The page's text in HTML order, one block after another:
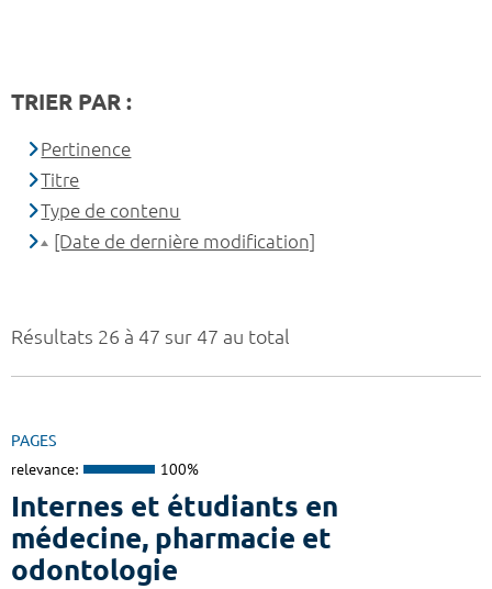
Résultats 26 à 47 sur 47 au total
PAGES
relevance: 100%
Internes et étudiants en
médecine, pharmacie et
odontologie
TRIER PAR :
Pertinence
Titre
Type de contenu
[Date de dernière modification]